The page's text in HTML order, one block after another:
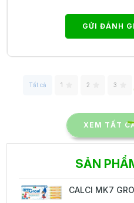
GỬI ĐÁNH
Tất cả 1 2 3
XEM TẤT
SẢN
CALCI MK7